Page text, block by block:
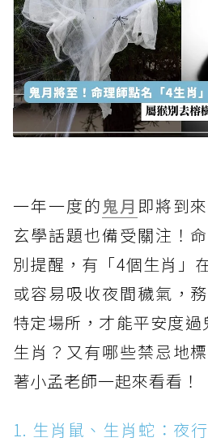
一年一度的 鬼月 即將到
玄學話題也備受關注！
別提醒，有「4個生肖」
或容易吸收夜間穢氣，
特定場所，才能平安度
生肖？又有哪些禁忌地
著小孟老師一起來看看！
1. 生肖鼠、生肖蛇：夜